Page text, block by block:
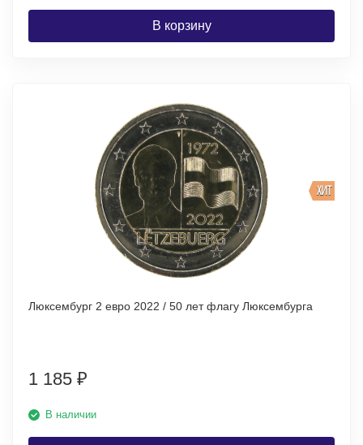
В корзину
ХИТ
Люксембург 2 евро 2022 / 50 лет флагу Люксембурга
1 185 ₽
В наличии